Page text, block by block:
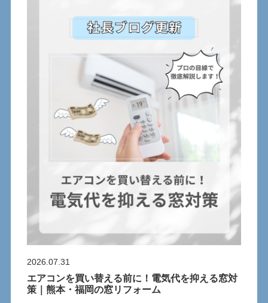
2026.07.31
エアコンを買い替える前に！電気代を抑える窓対
策｜熊本・福岡の窓リフォーム